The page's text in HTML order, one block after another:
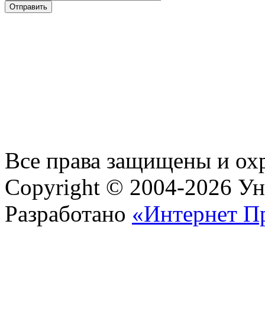
Все права защищены и
Copyright © 2004-2026
Разработано «Интернет